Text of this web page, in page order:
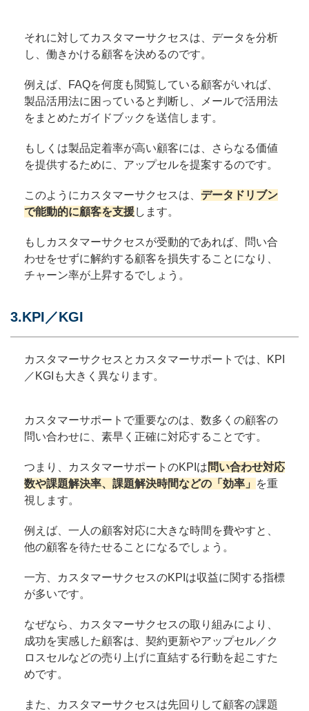
それに対してカスタマーサクセスは、データを分析
し、働きかける顧客を決めるのです。
例えば、FAQを何度も閲覧している顧客がいれば、
製品活用法に困っていると判断し、メールで活用法
をまとめたガイドブックを送信します。
もしくは製品定着率が高い顧客には、さらなる価値
を提供するために、アップセルを提案するのです。
このようにカスタマーサクセスは、 データドリブン
で能動的に顧客を支援します。
もしカスタマーサクセスが受動的であれば、問い合
わせをせずに解約する顧客を損失することになり、
チャーン率が上昇するでしょう。
3.KPI／KGI
カスタマーサクセスとカスタマーサポートでは、KPI
／KGIも大きく異なります。
カスタマーサポートで重要なのは、数多くの顧客の
問い合わせに、素早く正確に対応することです。
つまり、カスタマーサポートのKPIは問い合わせ対応
数や課題解決率、課題解決時間などの「効率」
を重
視します。
例えば、一人の顧客対応に大きな時間を費やすと、
他の顧客を待たせることになるでしょう。
一方、カスタマーサクセスのKPIは収益に関する指標
が多いです。
なぜなら、カスタマーサクセスの取り組みにより、
成功を実感した顧客は、契約更新やアップセル／ク
ロスセルなどの売り上げに直結する行動を起こすた
めです。
また、カスタマーサクセスは先回りして顧客の課題